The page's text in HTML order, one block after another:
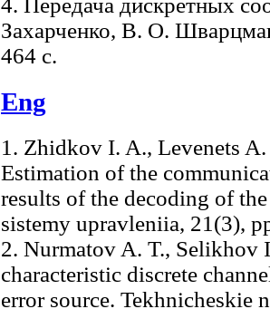
4. Передача дискретных
Захарченко, В. О.
464 c.
Eng
1. Zhidkov I. A., Levenets
Estimation of the
results of the decoding of
sistemy upravleniia, 21(3),
2. Nurmatov A. T., Selikhov
characteristic discrete
error source. Tekhnicheskie